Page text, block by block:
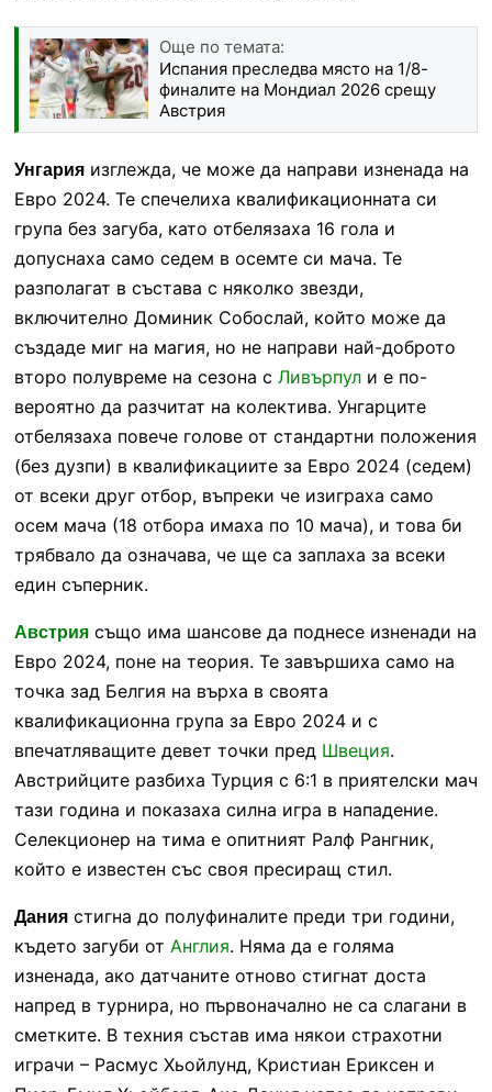
Още по темата:
Испания преследва място на 1/8-
финалите на Мондиал 2026 срещу
Австрия
Унгарияизглежда, че може да направи изненада на
Евро 2024. Те спечелиха квалификационната си
група без загуба, като отбелязаха 16 гола и
допуснаха само седем в осемте си мача. Те
разполагат в състава с няколко звезди,
включително Доминик Собослай, който може да
създаде миг на магия, но не направи най-доброто
второ полувреме на сезона с Ливърпули е по-
вероятно да разчитат на колектива. Унгарците
отбелязаха повече голове от стандартни положения
(без дузпи) в квалификациите за Евро 2024 (седем)
от всеки друг отбор, въпреки че изиграха само
осем мача (18 отбора имаха по 10 мача), и това би
трябвало да означава, че ще са заплаха за всеки
един съперник.
Австриясъщо има шансове да поднесе изненади на
Евро 2024, поне на теория. Те завършиха само на
точка зад Белгия на върха в своята
квалификационна група за Евро 2024 и с
впечатляващите девет точки пред Швеция.
Австрийците разбиха Турция с 6:1 в приятелски мач
тази година и показаха силна игра в нападение.
Селекционер на тима е опитният Ралф Рангник,
който е известен със своя пресиращ стил.
Даниястигна до полуфиналите преди три години,
където загуби от Англия. Няма да е голяма
изненада, ако датчаните отново стигнат доста
напред в турнира, но първоначално не са слагани в
сметките. В техния състав има някои страхотни
играчи – Расмус Хьойлунд, Кристиан Ериксен и